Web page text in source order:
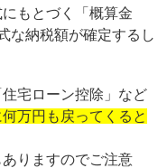
もとづく「概算金
な納税額が確定するし
宅ローン控除」など
万円も戻ってくると
ありますのでご注意